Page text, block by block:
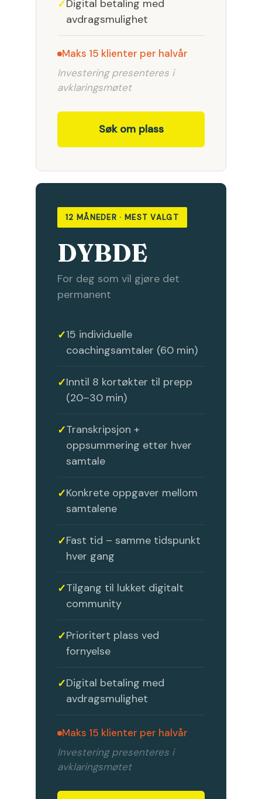
Digital betaling med
avdragsmulighet
Maks 15 klienter per halvår
Investering presenteres i
avklaringsmøtet
Søk om plass
12 MÅNEDER · MEST VALGT
DYBDE
For deg som vil gjøre det
permanent
15 individuelle
coachingsamtaler (60 min)
Inntil 8 kortøkter til prepp
(20–30 min)
Transkripsjon +
oppsummering etter hver
samtale
Konkrete oppgaver mellom
samtalene
Fast tid – samme tidspunkt
hver gang
Tilgang til lukket digitalt
community
Prioritert plass ved
fornyelse
Digital betaling med
avdragsmulighet
Maks 15 klienter per halvår
Investering presenteres i
avklaringsmøtet